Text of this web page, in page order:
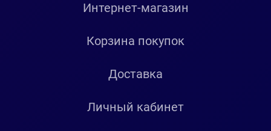
Интернет-магазин
Корзина покупок
Доставка
Личный кабинет